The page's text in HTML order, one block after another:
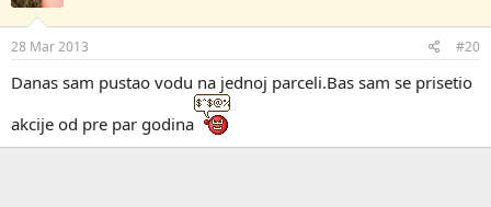
28 Mar 2013 #20
Danas sam pustao vodu na jednoj parceli.Bas sam se prisetio
akcije od pre par godina